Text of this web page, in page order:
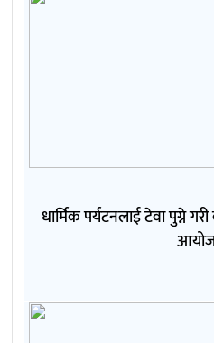
धार्मिक पर्यटनलाई टेवा पुग्ने